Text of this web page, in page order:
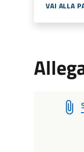
VAI ALLA